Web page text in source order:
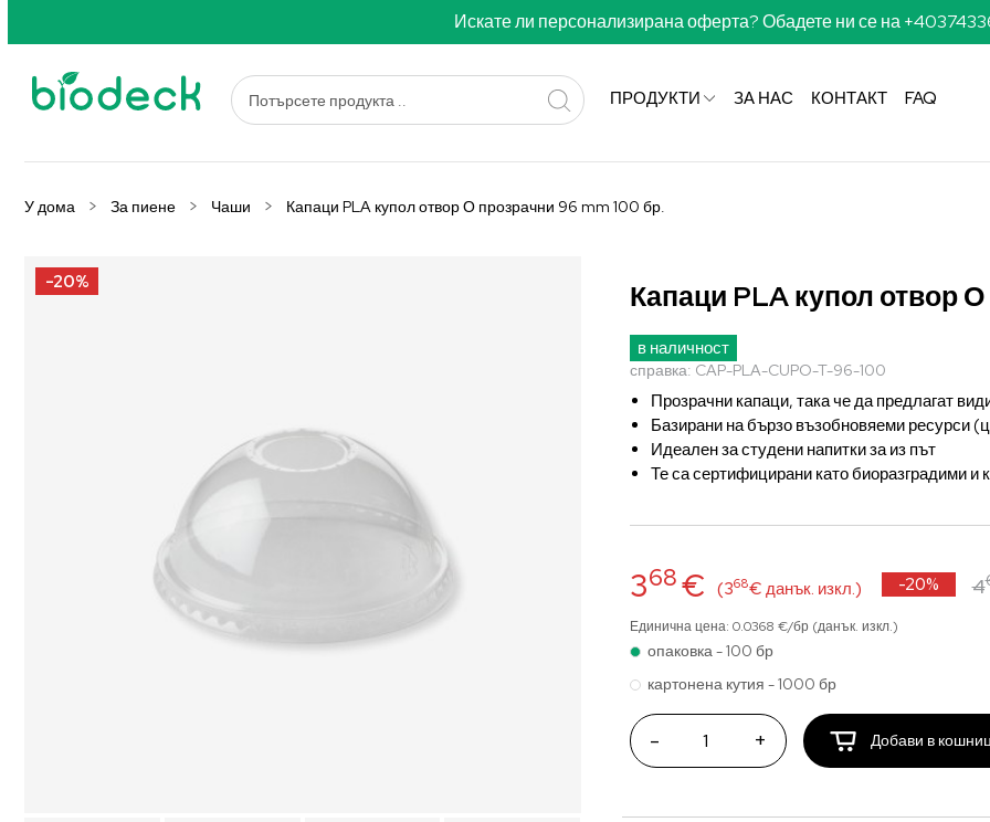
Искате ли персонализирана оферта? Обадете ни се на
ПРОДУКТИ ЗА НАС КОНТАКТ FAQ
У дома За пиене Чаши Капаци PLA купол отвор О прозрачни 96 mm 100 бр.
-20% Капаци PLA купол отвор
в наличност
справка: CAP-PLA-CUPO-T-96-100
Прозрачни капаци, така че да предлагат
Базирани на бързо възобновяеми ресурси
Идеален за студени напитки за из път
Те са сертифицирани като биоразградими и
368€ (368€ данък. изкл.) -20% 4
Единична цена: 0.0368 €/бр (данък. изкл.)
опаковка - 100 бр
картонена кутия - 1000 бр
- + Добави в